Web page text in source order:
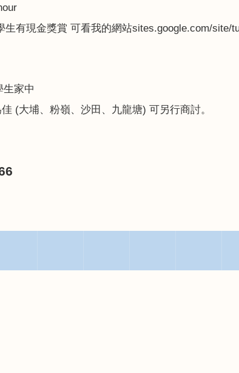
生有現金獎賞 可看我的網站sites.google.com/site/
生家中
(大埔、粉嶺、沙田、九龍塘) 可另行商討。